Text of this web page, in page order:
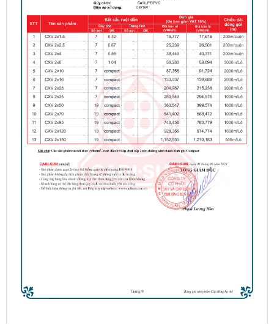
đôi mềm
2x
(Cadivi)
Dây điện
mềm 2
lõi -
Cadisun
Dây điện
tròn
lõi Trần Phú
Trafuco
ruột bọc